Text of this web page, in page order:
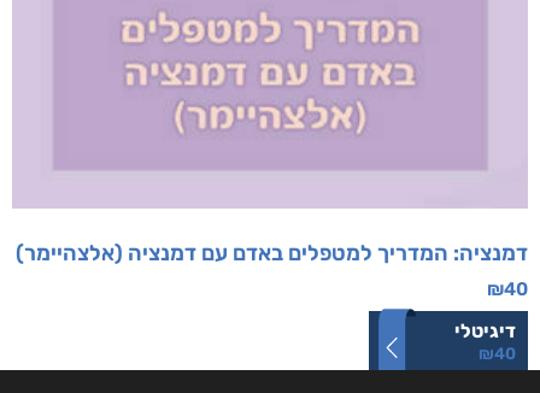
דמנציה: המדריך למטפלים באדם עם דמנציה (אלצהיימר)
₪40
דיגיטלי
₪40